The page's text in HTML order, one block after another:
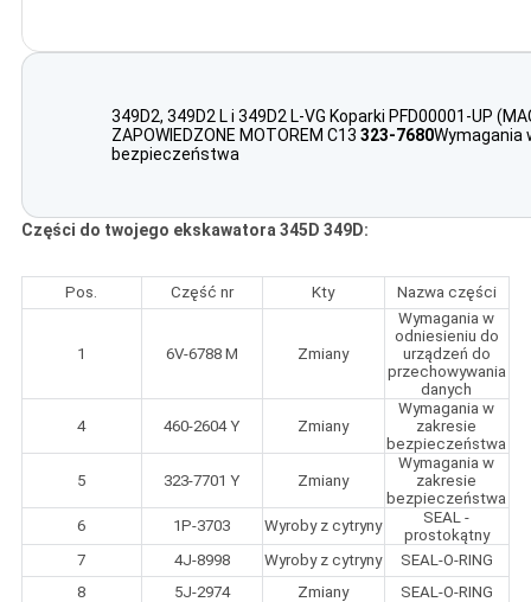
349D2, 349D2 L i 349D2 L-VG Koparki PFD00001-UP
ZAPOWIEDZONE MOTOREM C13 323-7680Wymagania
bezpieczeństwa
Części do twojego ekskawatora 345D 349D:
Pos. Część nr Kty Nazwa części
1 6V-6788 M Zmiany
Wymagania w
odniesieniu do
urządzeń do
przechowywania
danych
4 460-2604 Y Zmiany
Wymagania w
zakresie
bezpieczeństwa
5 323-7701 Y Zmiany
Wymagania w
zakresie
bezpieczeństwa
6
1P-3703 Wyroby z cytryny
SEAL -
prostokątny
7
4J-8998 Wyroby z cytryny
SEAL-O-RING
8
5J-2974 Zmiany
SEAL-O-RING